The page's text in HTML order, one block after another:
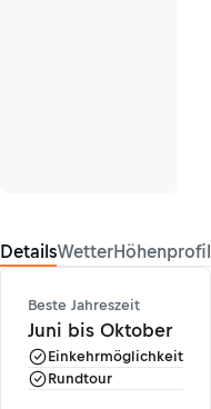
DetailsWetterHöhenprofil
Beste Jahreszeit
Juni bis Oktober
Einkehrmöglichkeit
Rundtour